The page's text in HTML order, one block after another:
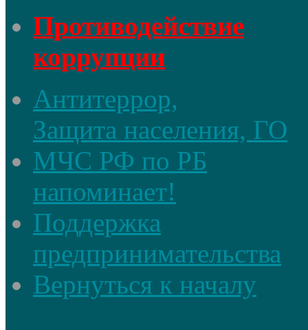
Противодействие
коррупции
Антитеррор,
Защита населения, ГО
МЧС РФ по РБ
напоминает!
Поддержка
предпринимательства
Вернуться к началу